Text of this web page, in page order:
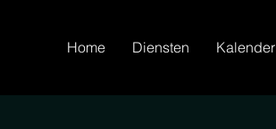
Home Diensten Kalender